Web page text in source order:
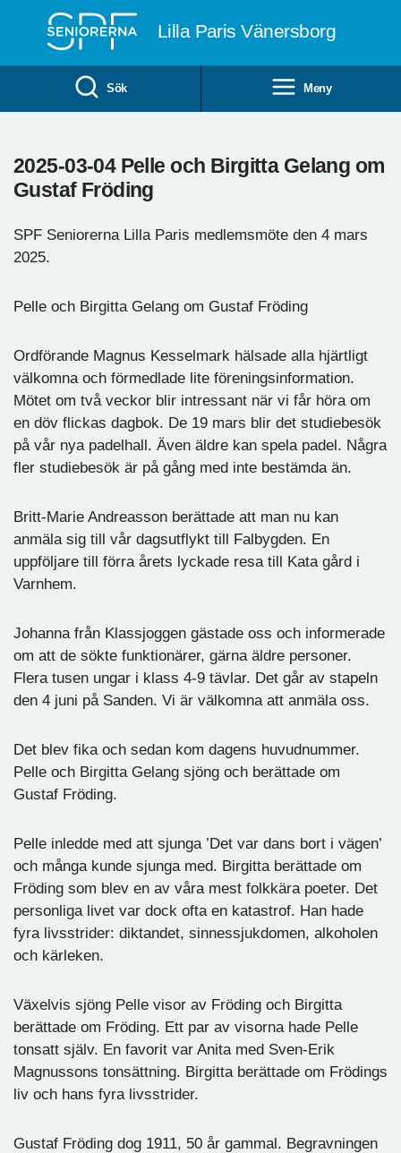
Lilla Paris Vänersborg
Sök Meny
2025-03-04 Pelle och Birgitta Gelang om
Gustaf Fröding
SPF Seniorerna Lilla Paris medlemsmöte den 4 mars
2025.
Pelle och Birgitta Gelang om Gustaf Fröding
Ordförande Magnus Kesselmark hälsade alla hjärtligt
välkomna och förmedlade lite föreningsinformation.
Mötet om två veckor blir intressant när vi får höra om
en döv flickas dagbok. De 19 mars blir det studiebesök
på vår nya padelhall. Även äldre kan spela padel. Några
fler studiebesök är på gång med inte bestämda än.
Britt-Marie Andreasson berättade att man nu kan
anmäla sig till vår dagsutflykt till Falbygden. En
uppföljare till förra årets lyckade resa till Kata gård i
Varnhem.
Johanna från Klassjoggen gästade oss och informerade
om att de sökte funktionärer, gärna äldre personer.
Flera tusen ungar i klass 4-9 tävlar. Det går av stapeln
den 4 juni på Sanden. Vi är välkomna att anmäla oss.
Det blev fika och sedan kom dagens huvudnummer.
Pelle och Birgitta Gelang sjöng och berättade om
Gustaf Fröding.
Pelle inledde med att sjunga ’Det var dans bort i vägen’
och många kunde sjunga med. Birgitta berättade om
Fröding som blev en av våra mest folkkära poeter. Det
personliga livet var dock ofta en katastrof. Han hade
fyra livsstrider: diktandet, sinnessjukdomen, alkoholen
och kärleken.
Växelvis sjöng Pelle visor av Fröding och Birgitta
berättade om Fröding. Ett par av visorna hade Pelle
tonsatt själv. En favorit var Anita med Sven-Erik
Magnussons tonsättning. Birgitta berättade om Frödings
liv och hans fyra livsstrider.
Gustaf Fröding dog 1911, 50 år gammal. Begravningen